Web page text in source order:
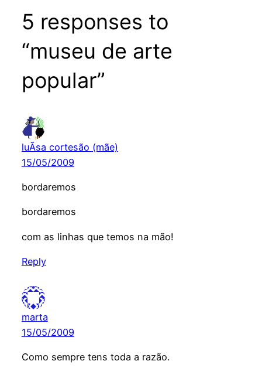
5 responses to
“museu de arte
popular”
luÃ­sa cortesão (mãe)
15/05/2009
bordaremos
bordaremos
com as linhas que temos na mão!
Reply
marta
15/05/2009
Como sempre tens toda a razão.